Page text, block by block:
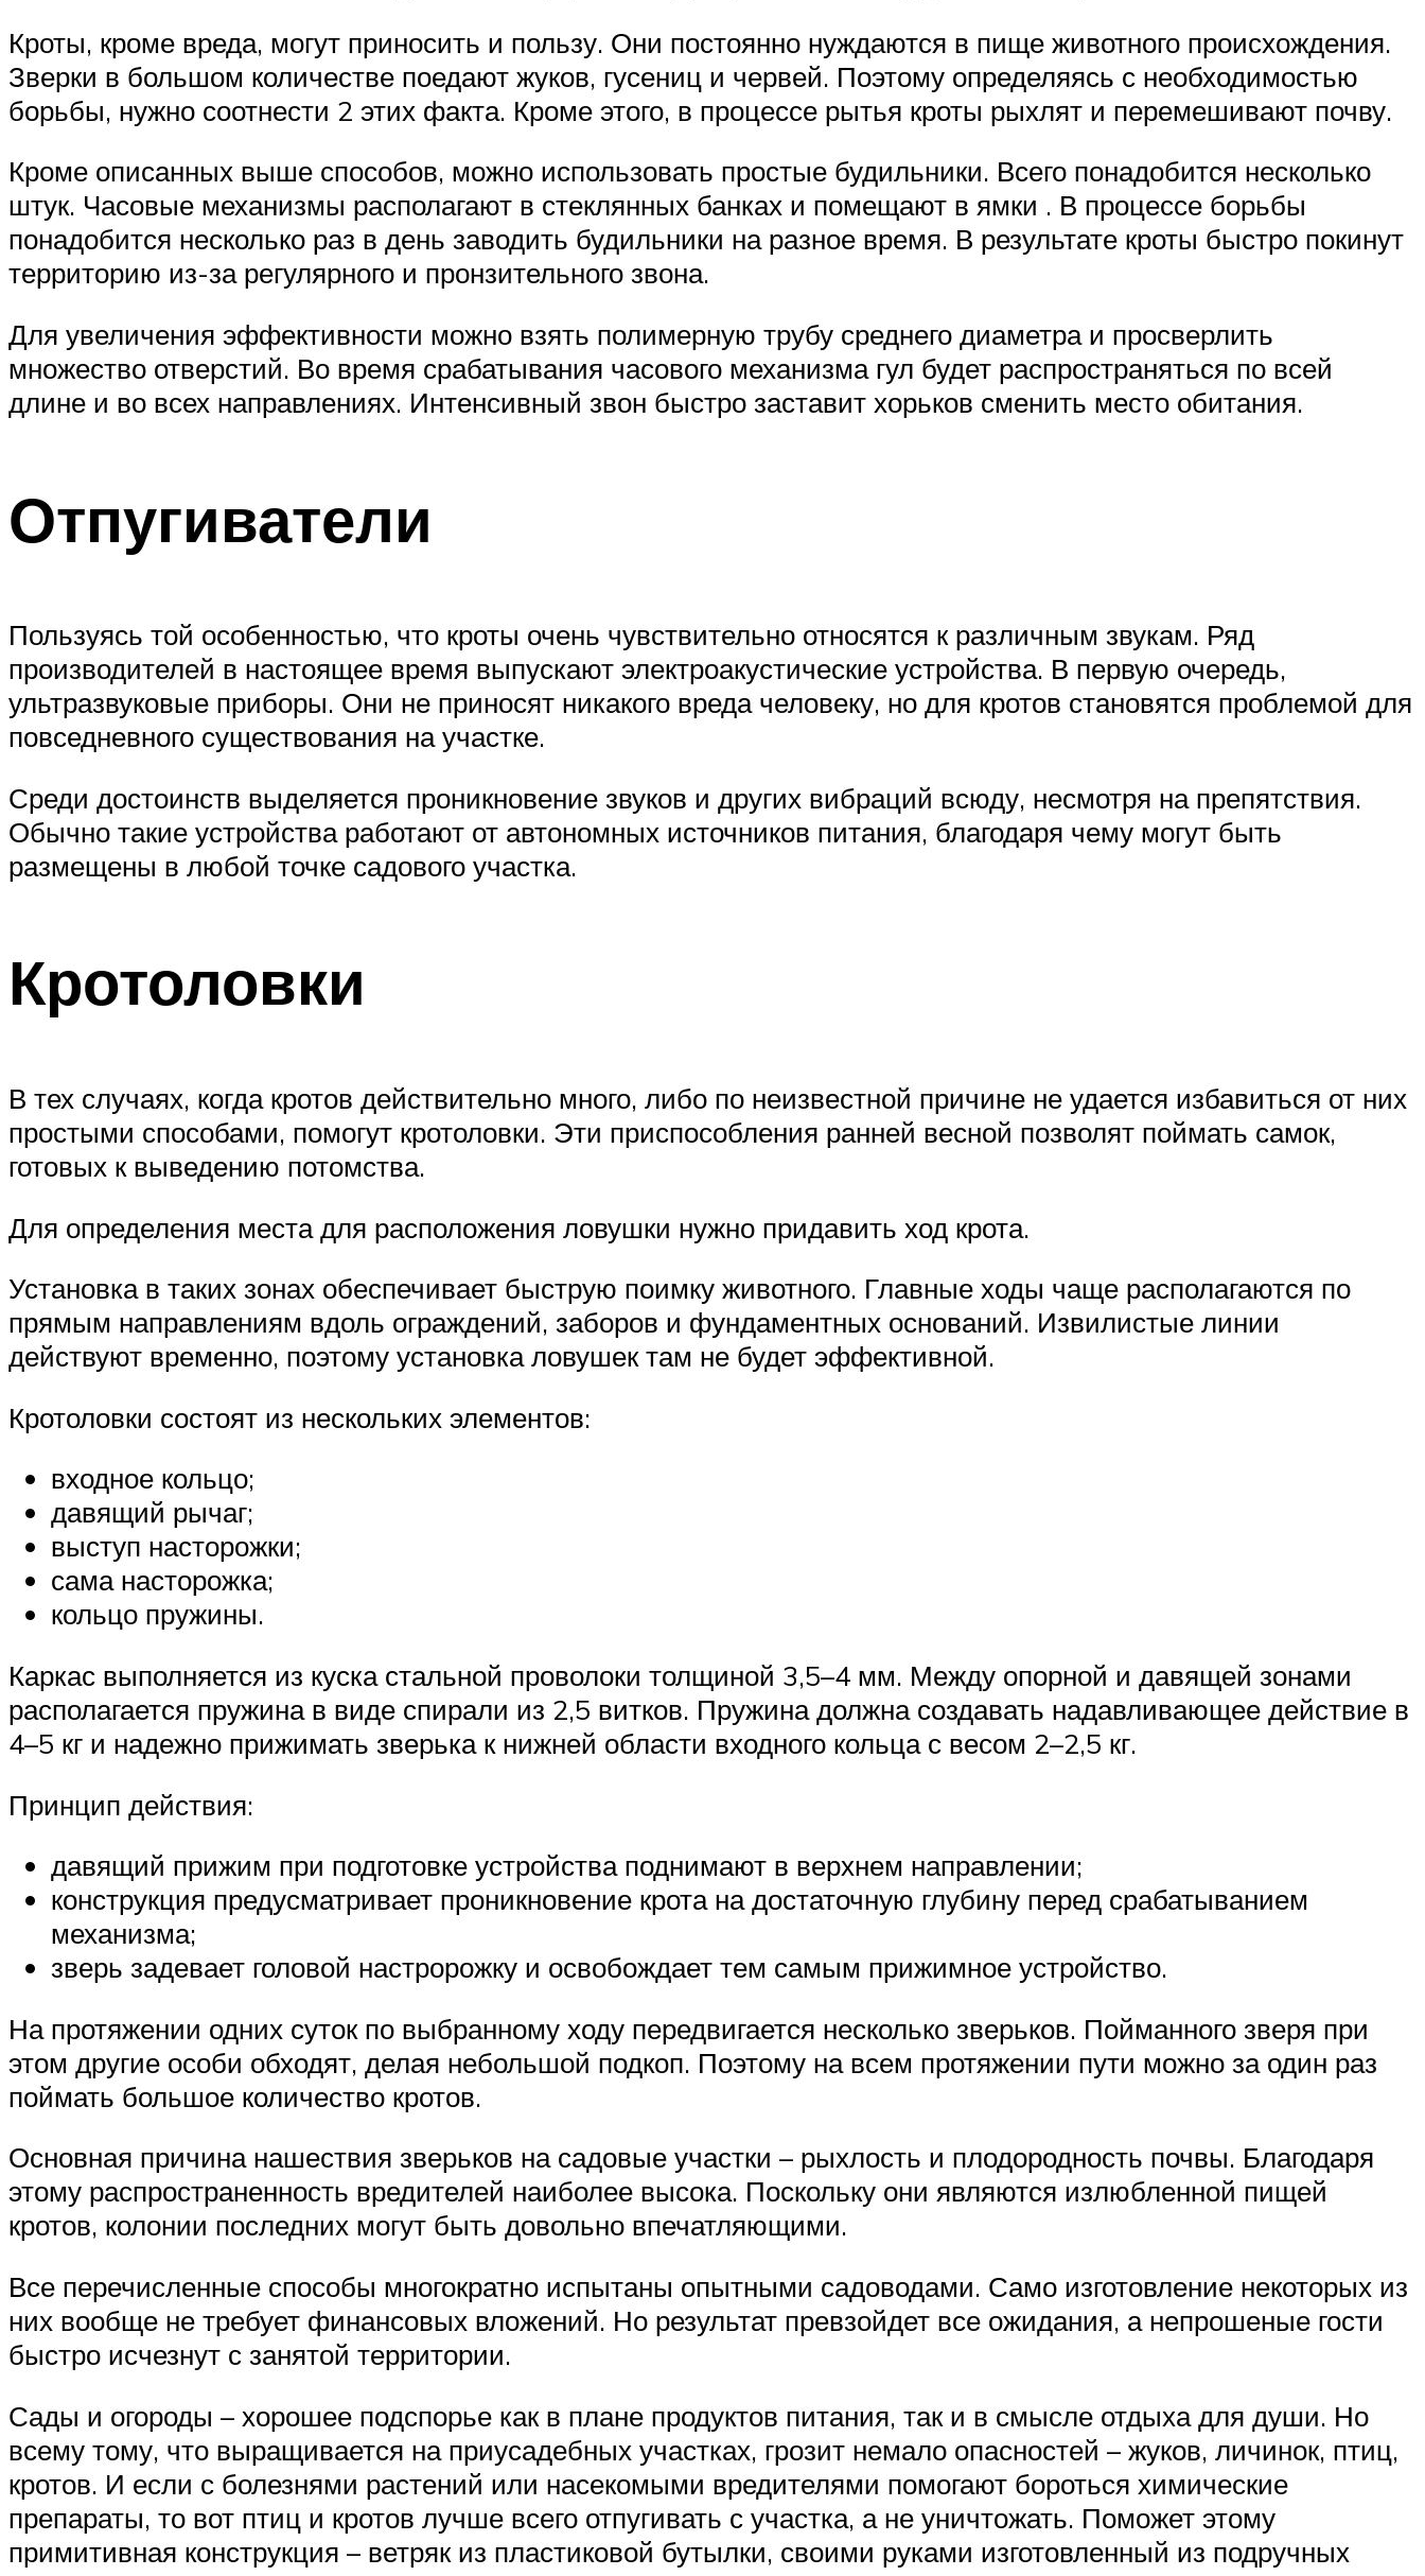
Кроты, кроме вреда, могут приносить и пользу. Они постоянно нуждаются в пище животного происхождения.
Зверки в большом количестве поедают жуков, гусениц и червей. Поэтому определяясь с необходимостью
борьбы, нужно соотнести 2 этих факта. Кроме этого, в процессе рытья кроты рыхлят и перемешивают почву.
Кроме описанных выше способов, можно использовать простые будильники. Всего понадобится несколько
штук. Часовые механизмы располагают в стеклянных банках и помещают в ямки . В процессе борьбы
понадобится несколько раз в день заводить будильники на разное время. В результате кроты быстро покинут
территорию из-за регулярного и пронзительного звона.
Для увеличения эффективности можно взять полимерную трубу среднего диаметра и просверлить
множество отверстий. Во время срабатывания часового механизма гул будет распространяться по всей
длине и во всех направлениях. Интенсивный звон быстро заставит хорьков сменить место обитания.
Отпугиватели
Пользуясь той особенностью, что кроты очень чувствительно относятся к различным звукам. Ряд
производителей в настоящее время выпускают электроакустические устройства. В первую очередь,
ультразвуковые приборы. Они не приносят никакого вреда человеку, но для кротов становятся проблемой для
повседневного существования на участке.
Среди достоинств выделяется проникновение звуков и других вибраций всюду, несмотря на препятствия.
Обычно такие устройства работают от автономных источников питания, благодаря чему могут быть
размещены в любой точке садового участка.
Кротоловки
В тех случаях, когда кротов действительно много, либо по неизвестной причине не удается избавиться от них
простыми способами, помогут кротоловки. Эти приспособления ранней весной позволят поймать самок,
готовых к выведению потомства.
Для определения места для расположения ловушки нужно придавить ход крота.
Установка в таких зонах обеспечивает быструю поимку животного. Главные ходы чаще располагаются по
прямым направлениям вдоль ограждений, заборов и фундаментных оснований. Извилистые линии
действуют временно, поэтому установка ловушек там не будет эффективной.
Кротоловки состоят из нескольких элементов:
входное кольцо;
давящий рычаг;
выступ насторожки;
сама насторожка;
кольцо пружины.
Каркас выполняется из куска стальной проволоки толщиной 3,5–4 мм. Между опорной и давящей зонами
располагается пружина в виде спирали из 2,5 витков. Пружина должна создавать надавливающее действие в
4–5 кг и надежно прижимать зверька к нижней области входного кольца с весом 2–2,5 кг.
Принцип действия:
давящий прижим при подготовке устройства поднимают в верхнем направлении;
конструкция предусматривает проникновение крота на достаточную глубину перед срабатыванием
механизма;
зверь задевает головой настророжку и освобождает тем самым прижимное устройство.
На протяжении одних суток по выбранному ходу передвигается несколько зверьков. Пойманного зверя при
этом другие особи обходят, делая небольшой подкоп. Поэтому на всем протяжении пути можно за один раз
поймать большое количество кротов.
Основная причина нашествия зверьков на садовые участки – рыхлость и плодородность почвы. Благодаря
этому распространенность вредителей наиболее высока. Поскольку они являются излюбленной пищей
кротов, колонии последних могут быть довольно впечатляющими.
Все перечисленные способы многократно испытаны опытными садоводами. Само изготовление некоторых из
них вообще не требует финансовых вложений. Но результат превзойдет все ожидания, а непрошеные гости
быстро исчезнут с занятой территории.
Сады и огороды – хорошее подспорье как в плане продуктов питания, так и в смысле отдыха для души. Но
всему тому, что выращивается на приусадебных участках, грозит немало опасностей – жуков, личинок, птиц,
кротов. И если с болезнями растений или насекомыми вредителями помогают бороться химические
препараты, то вот птиц и кротов лучше всего отпугивать с участка, а не уничтожать. Поможет этому
примитивная конструкция – ветряк из пластиковой бутылки, своими руками изготовленный из подручных